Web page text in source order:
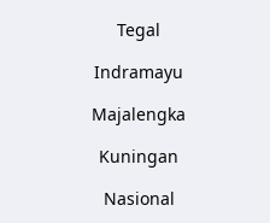
Tegal
Indramayu
Majalengka
Kuningan
Nasional